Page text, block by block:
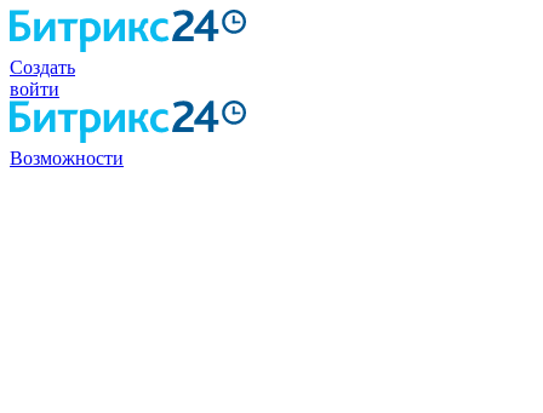
Создать
войти
Возможности